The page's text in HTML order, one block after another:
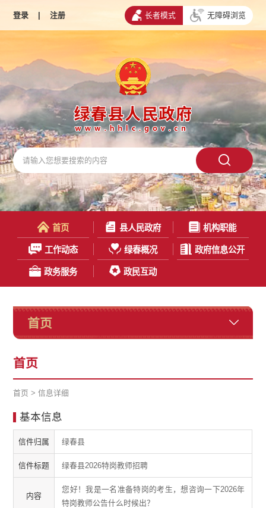
登录 | 注册 长者模式 无障碍浏览
首页 县人民政府 机构职能
工作动态 绿春概况 政府信息公开
政务服务 政民互动
首页
首页
首页 >信息详细
基本信息
信件归属 绿春县
信件标题 绿春县2026特岗教师招聘
内容
您好！我是一名准备特岗的考生，想咨询一下2026年
特岗教师公告什么时候出？